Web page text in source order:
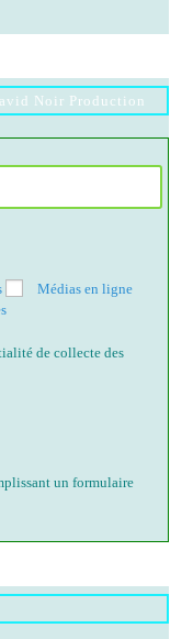
Noir Production
Médias en ligne
de collecte des
un formulaire